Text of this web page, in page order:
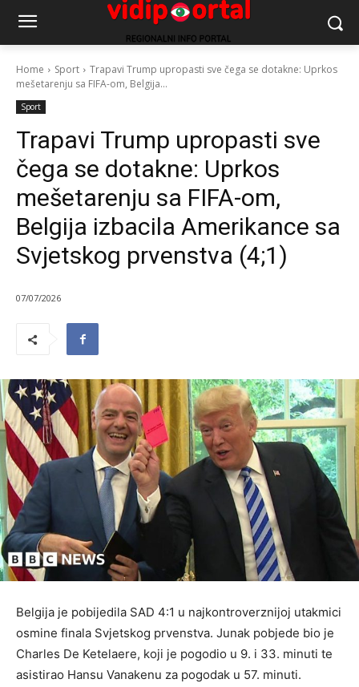
Home Sport
Trapavi Trump upropasti sve čega se dotakne: Uprkos
mešetarenju sa FIFA-om, Belgija...
Sport
Trapavi Trump upropasti sve
čega se dotakne: Uprkos
mešetarenju sa FIFA-om,
Belgija izbacila Amerikance sa
Svjetskog prvenstva (4;1)
07/07/2026
Belgija je pobijedila SAD 4:1 u najkontroverznijoj utakmici
osmine finala Svjetskog prvenstva. Junak pobjede bio je
Charles De Ketelaere, koji je pogodio u 9. i 33. minuti te
asistirao Hansu Vanakenu za pogodak u 57. minuti.